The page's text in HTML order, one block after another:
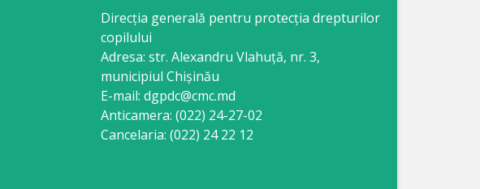
Direcția generală pentru protecția drepturilor
copilului
Adresa: str. Alexandru Vlahuţă, nr. 3,
municipiul Chişinău
E-mail: dgpdc@cmc.md
Anticamera: (022) 24-27-02
Cancelaria: (022) 24 22 12